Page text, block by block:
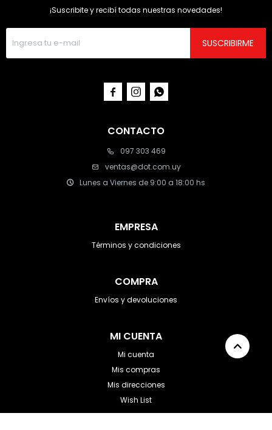
CONTACTO
097 303 469
ventas@dot.com.uy
Lunes a Viernes de 9:00 a 18:00 hs
EMPRESA
Términos y condiciones
COMPRA
Envíos y devoluciones
MI CUENTA
Mi cuenta
Mis compras
Mis direcciones
Wish List
¡Suscribite y recibí todas nuestras novedades!
SUSCRIBIRME
  